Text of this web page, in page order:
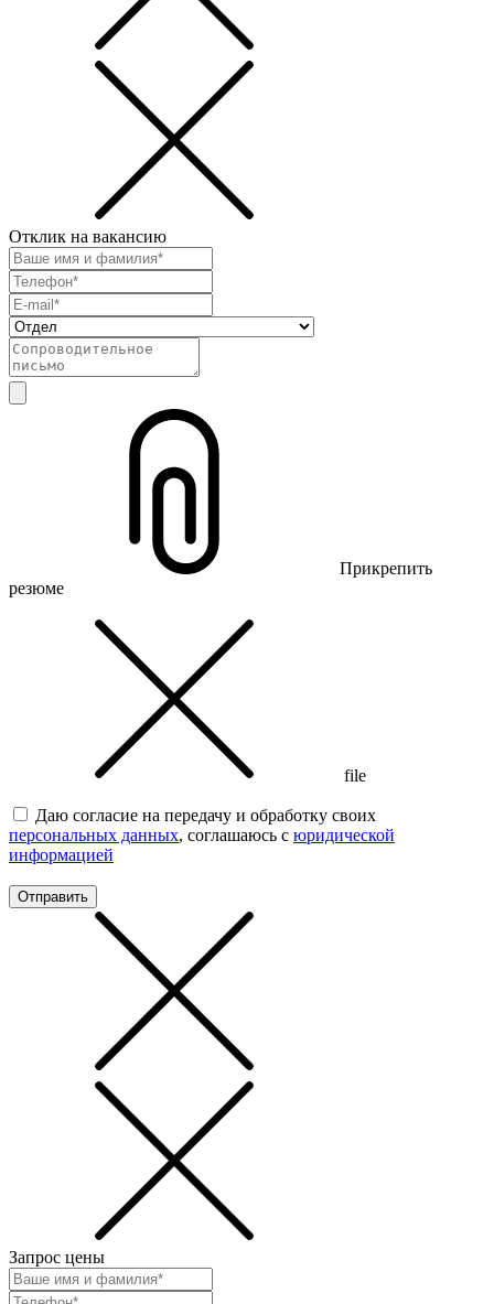
Отклик на вакансию
Прикрепить
резюме
file
Даю согласие на передачу и обработку своих
персональных данных, соглашаюсь с юридической
информацией
Отправить
Запрос цены